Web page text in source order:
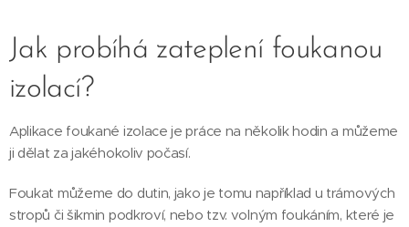
Jak probíhá zateplení foukanou
izolací?
Aplikace foukané izolace je práce na několik hodin a můžeme
ji dělat za jakéhokoliv počasí.
Foukat můžeme do dutin, jako je tomu například u trámových
stropů či šikmin podkroví, nebo tzv. volným foukáním, které je